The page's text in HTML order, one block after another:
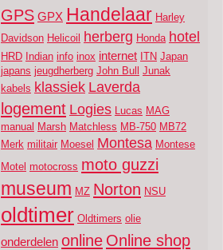
GPS GPX Handelaar Harley
Davidson Helicoil herberg Honda hotel
HRD Indian info inox internet ITN Japan
japans jeugdherberg John Bull Junak
kabels klassiek Laverda
logement Logies Lucas MAG
manual Marsh Matchless MB-750 MB72
Merk militair Moesel Montesa Montese
Motel motocross moto guzzi
museum MZ Norton NSU
oldtimer Oldtimers olie
onderdelen online Online shop